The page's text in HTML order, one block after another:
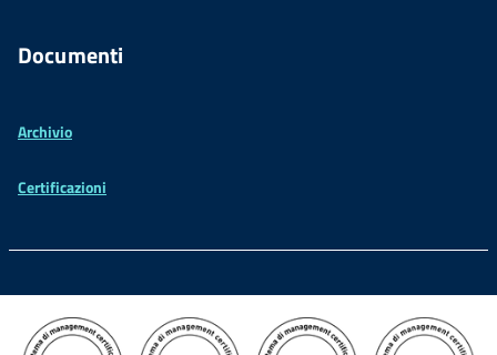
Documenti
Archivio
Certificazioni